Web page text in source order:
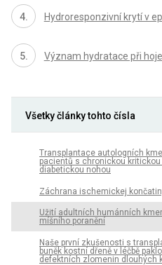
Hydroresponzivní krytí v
Význam hydratace při
Všetky články tohto čísla
Transplantace autologních
pacientů s chronickou
diabetickou nohou
Záchrana ischemickej
Užití adultních humánních
míšního poranění
Naše první zkušenosti s
buněk kostní dřeně v léčbě
defektních zlomenin dlouhých